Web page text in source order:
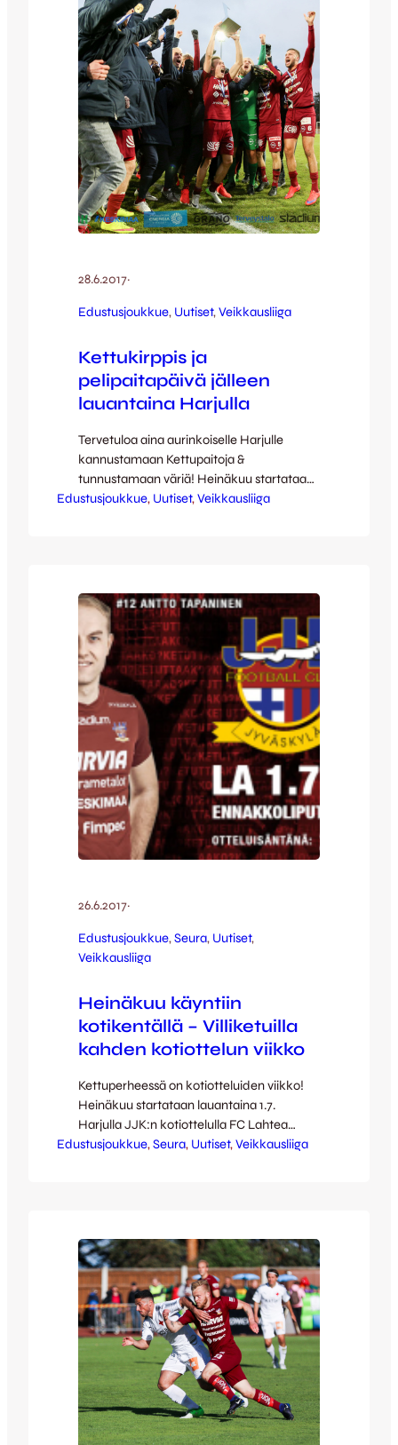
rakentamistakin! Tiiviimmin
valmistautumista seurataan JJK:n
Instagram-tilillä, mutta tunnelmia löytyy…
28.6.2017·
Edustusjoukkue, Uutiset, Veikkausliiga
Kettukirppis ja
pelipaitapäivä jälleen
lauantaina Harjulla
Tervetuloa aina aurinkoiselle Harjulle
kannustamaan Kettupaitoja &
tunnustamaan väriä! Heinäkuu startataan
lauantaina Harjun stadionilla, kun JJK saa
Vuorossa ovat jälleen myös viime vuosilta jo
tutut pelipaitapäivä ja kettukirppis.
Ottelussa kannustetaan siis jälleen aivan
erityisesti tunnustamaan väriä! Laita
päällesi pelipaita – kannustamme…
Edustusjoukkue, Uutiset, Veikkausliiga
26.6.2017·
Edustusjoukkue, Seura, Uutiset
Veikkausliiga
Heinäkuu käyntiin
kotikentällä – Villiketuilla
kahden kotiottelun viikko
Kettuperheessä on kotiotteluiden viikko!
Heinäkuu startataan lauantaina 1.7.
Harjulla JJK:n kotiottelulla FC Lahtea
vastaan – peli vihelletään käyntiin klo 17.
Harjulle palataan jälleen elokuussa! Myös
Villiketuilla Kakkosessa on kotiotteluviikko
– peräti kahden ottelun verran. Ensin
tiistaina klo 19 alkaen…
Edustusjoukkue, Seura, Uutiset, Veikkausliiga